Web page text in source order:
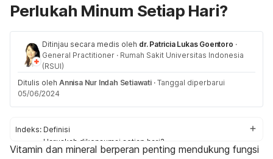
Perlukah Minum Setiap Hari?
Ditinjau secara medis oleh dr. Patricia Lukas Goentoro ·
General Practitioner · Rumah Sakit Universitas Indonesia
(RSUI)
Ditulis oleh Annisa Nur Indah Setiawati · Tanggal diperbarui
05/06/2024
Indeks: Definisi
Haruskah dikonsumsi setiap hari?
Waktu konsumsi
Vitamin dan mineral berperan penting mendukung fungsi